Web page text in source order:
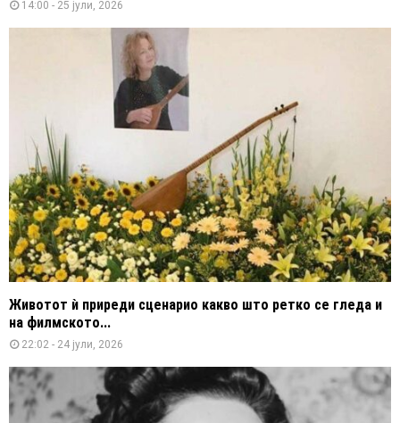
14:00 - 25 јули, 2026
Животот ѝ приреди сценарио какво што ретко се гледа и
на филмското...
22:02 - 24 јули, 2026